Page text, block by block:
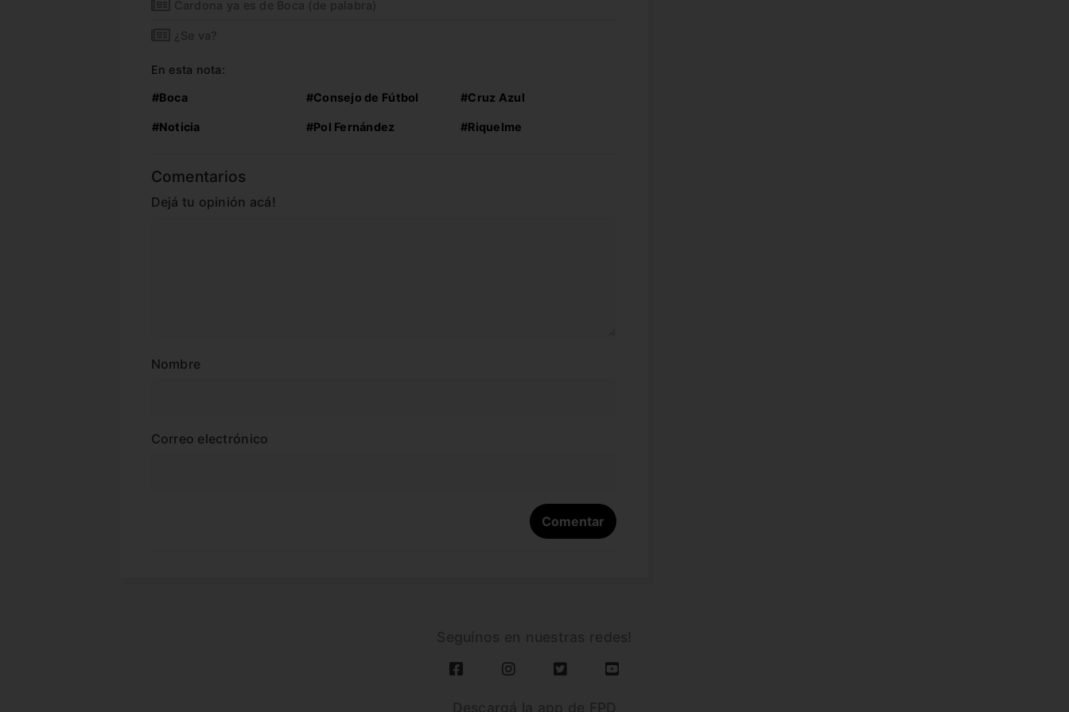
Cardona ya es de Boca (de palabra)
¿Se va?
En esta nota:
#Boca #Consejo de Fútbol #Cruz Azul
#Noticia #Pol Fernández #Riquelme
Comentarios
Dejá tu opinión acá!
Nombre
Correo electrónico